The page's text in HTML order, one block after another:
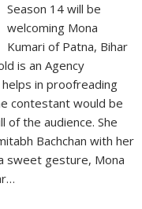
Season 14 will be
welcoming Mona
Kumari of Patna, Bihar
is an Agency
in proofreading
contestant would be
of the audience. She
Bachchan with her
sweet gesture, Mona